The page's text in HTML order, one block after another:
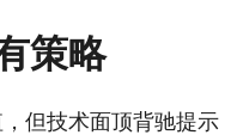
策略
但技术面顶背驰提示